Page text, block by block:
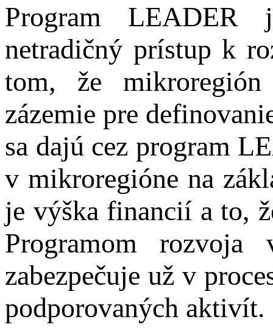
Program LEADER
netradičný prístup k
tom, že
zázemie pre
sa dajú cez program
v mikroregióne na
je výška financií a to,
Programom
zabezpečuje už v
podporovaných aktivít.